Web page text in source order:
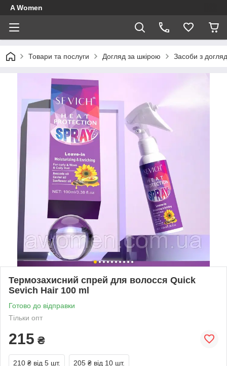
A Women
Товари та послуги Догляд за шкірою Засоби з
Термозахисний спрей для волосся Quick
Sevich Hair 100 ml
Готово до відправки
Тільки опт
215 ₴
210 ₴ від 5 шт. 205 ₴ від 10 шт.